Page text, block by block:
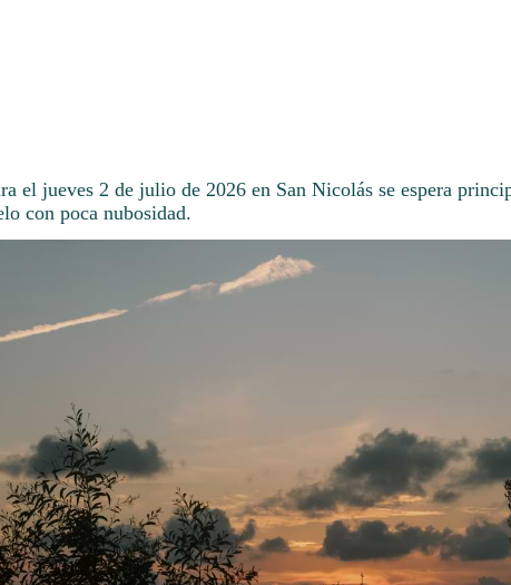
el jueves 2 de julio de 2026 en San Nicolás se espera
con poca nubosidad.